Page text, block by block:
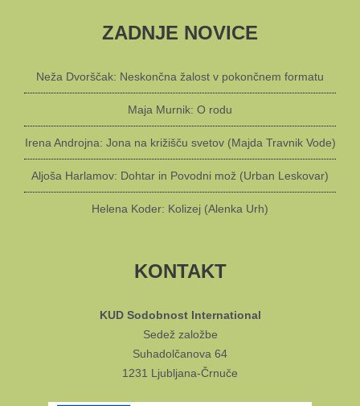
ZADNJE NOVICE
Neža Dvorščak: Neskončna žalost v pokončnem formatu
Maja Murnik: O rodu
Irena Androjna: Jona na križišču svetov (Majda Travnik Vode)
Aljoša Harlamov: Dohtar in Povodni mož (Urban Leskovar)
Helena Koder: Kolizej (Alenka Urh)
KONTAKT
KUD Sodobnost International
Sedež založbe
Suhadolčanova 64
1231 Ljubljana-Črnuče